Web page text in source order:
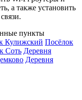
а также установить
пункты
Кулижский Посёлок
Соть Деревня
Деревня